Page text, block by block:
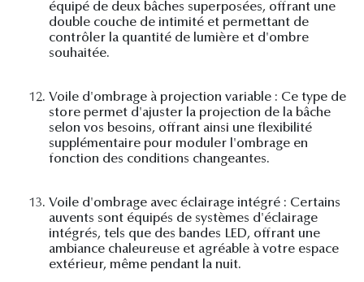
équipé de deux bâches superposées, offrant une
double couche de intimité et permettant de
contrôler la quantité de lumière et d'ombre
souhaitée.
12. Voile d'ombrage à projection variable : Ce type de
store permet d'ajuster la projection de la bâche
selon vos besoins, offrant ainsi une flexibilité
supplémentaire pour moduler l'ombrage en
fonction des conditions changeantes.
13. Voile d'ombrage avec éclairage intégré : Certains
auvents sont équipés de systèmes d'éclairage
intégrés, tels que des bandes LED, offrant une
ambiance chaleureuse et agréable à votre espace
extérieur, même pendant la nuit.